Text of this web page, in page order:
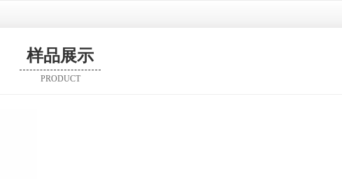
样品展示
PRODUCT